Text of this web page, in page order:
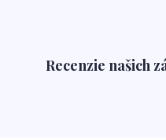
Recenzie našich